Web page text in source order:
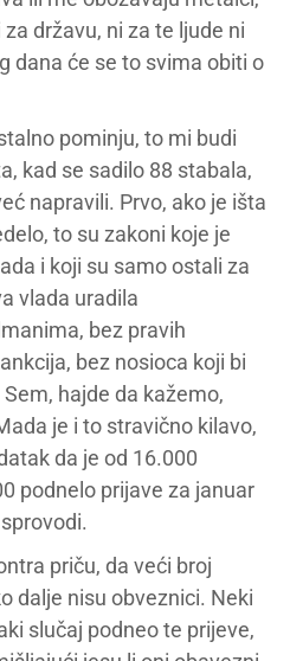
državu, ni za te ljude ni
dana će se to svima obiti o
pominju, to mi budi
kad se sadilo 88 stabala,
napravili. Prvo, ako je išta
to su zakoni koje je
i koji su samo ostali za
vlada uradila
bez pravih
bez nosioca koji bi
hajde da kažemo,
je i to stravično kilavo,
da je od 16.000
podnelo prijave za januar
priču, da veći broj
dalje nisu obveznici. Neki
slučaj podneo te prijeve,